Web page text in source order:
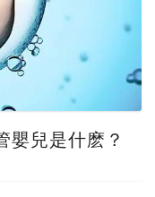
嬰兒是什麽？